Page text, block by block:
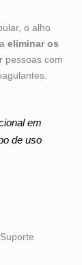
o alho
eliminar os
pessoas com
em
de uso